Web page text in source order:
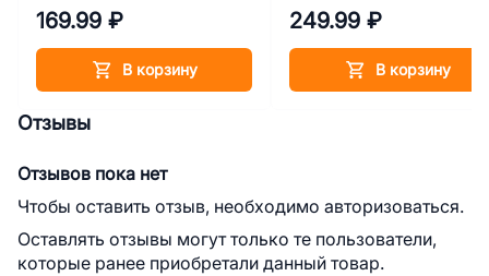
169.99 ₽
В корзину
249.99 ₽
В корзину
Отзывы
Отзывов пока нет
Чтобы оставить отзыв, необходимо авторизоваться.
Оставлять отзывы могут только те пользователи,
которые ранее приобретали данный товар.